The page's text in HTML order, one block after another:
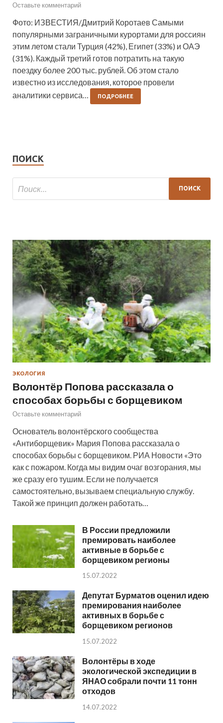
Оставьте комментарий
Фото: ИЗВЕСТИЯ/Дмитрий Коротаев Самыми
популярными заграничными курортами для россиян
этим летом стали Турция (42%), Египет (33%) и ОАЭ
(31%). Каждый третий готов потратить на такую
поездку более 200 тыс. рублей. Об этом стало
известно из исследования, которое провели
аналитики сервиса…
ПОДРОБНЕЕ
ПОИСК
ЭКОЛОГИЯ
Волонтёр Попова рассказала о
способах борьбы с борщевиком
Оставьте комментарий
Основатель волонтёрского сообщества
«Антиборщевик» Мария Попова рассказала о
способах борьбы с борщевиком. РИА Новости «Это
как с пожаром. Когда мы видим очаг возгорания, мы
же сразу его тушим. Если не получается
самостоятельно, вызываем специальную службу.
Такой же принцип должен работать…
В России предложили
премировать наиболее
активные в борьбе с
борщевиком регионы
15.07.2022
Депутат Бурматов оценил идею
премирования наиболее
активных в борьбе с
борщевиком регионов
15.07.2022
Волонтёры в ходе
экологической экспедиции в
ЯНАО собрали почти 11 тонн
отходов
14.07.2022